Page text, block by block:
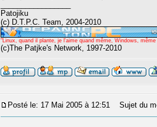
Patojiku
(c) D.T.P.C. Team, 2004-2010
"Linux, quand il plante, je l'aime quand même, Windows,
(c)The Patjke's Network, 1997-2010
Posté le: 17 Mai 2005 à 12:51 Sujet du